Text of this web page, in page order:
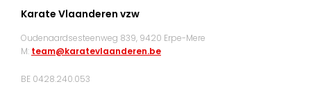
Karate Vlaanderen vzw
Oudenaardsesteenweg 839, 9420 Erpe-Mere
M: team@karatevlaanderen.be
BE 0428.240.053